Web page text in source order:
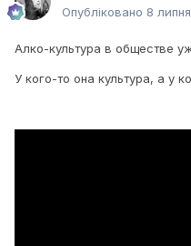
Опубліковано 8
Алко-культура в обществе
У кого-то она культура, а у